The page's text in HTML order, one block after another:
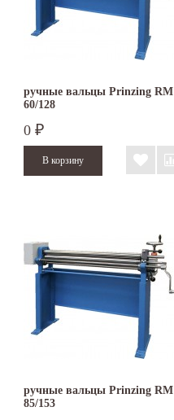
ручные вальцы Prinzing RM
60/128
0 ₽
ручные вальцы Prinzing RM
85/153